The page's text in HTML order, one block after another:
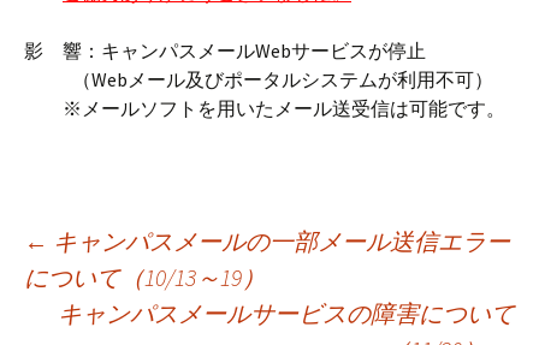
影 響：キャンパスメールWebサービスが停止
（Webメール及びポータルシステムが利用不可）
※メールソフトを用いたメール送受信は可能です。
投
← キャンパスメールの一部メール送信エラー
について（10/13～19）
キャンパスメールサービスの障害について